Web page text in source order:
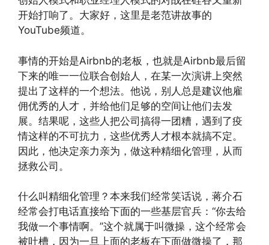
开始打响了。大家好，这里是老范讲故事的
YouTube频道。
事情的开始是Airbnb的老板，也就是Airbnb最后留
下来的唯一一位联合创始人，在某一次演讲上突然
提出了这样的一个想法。他说，别人总是建议他雇
佣优秀的人才，并给他们足够的空间让他们去发
展。结果呢，这些人把公司搞得一团糟，遇到了疫
情这样的不可抗力，这些优秀人才根本就搞不定。
因此，他决定亲力亲为，做这种精细化管理，从而
拯救公司。
什么叫精细化管理？本来我们经常笑话说，蒋介石
经常会打电话直接给下面的一些基层官兵：“你去给
我做一个事情啊。”这个就属于叫微操，这个经常会
被吐槽，因为一旦上面的老板在下面做微操了，那